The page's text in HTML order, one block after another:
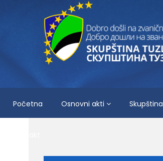
Početna Osnovni akti Skupština